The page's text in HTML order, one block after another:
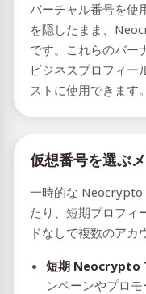
バーチャル番号を使
を隠したまま、
です。これらのバー
ビジネスプロフィー
ストに使用できます。
仮想番号を選ぶ
一時的な Neocrypto
たり、短期プロフィ
ドなしで複数のアカ
短期 Neocrypto
ンペーンやプロモ